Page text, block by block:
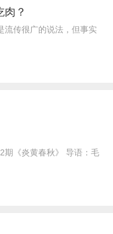
？
流传很广的说法，但事实
期《炎黄春秋》 导语：毛